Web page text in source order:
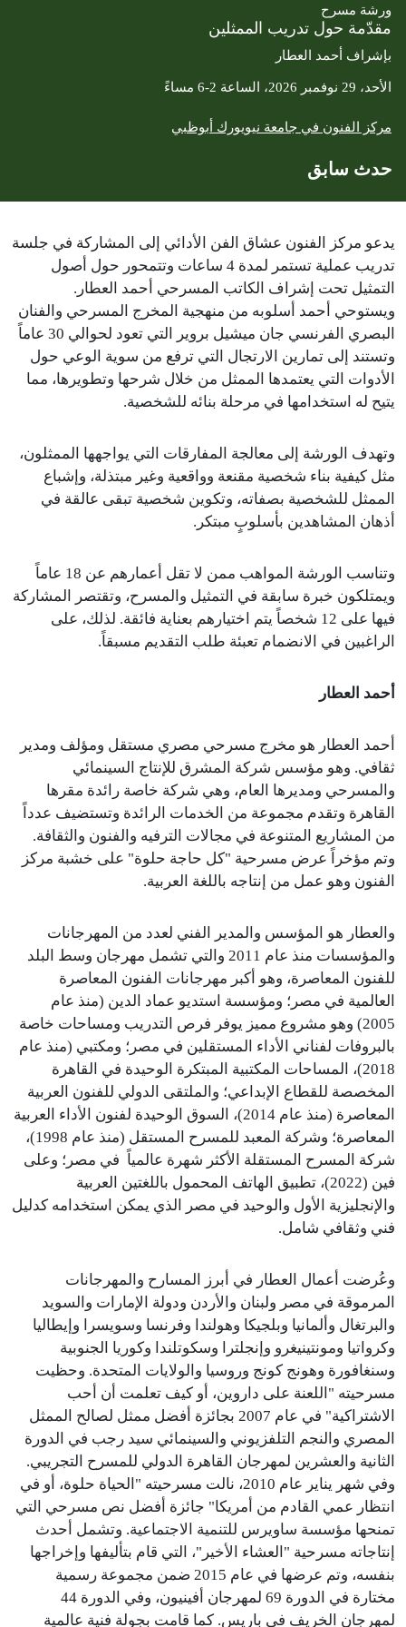
ورشة مسرح
مقدّمة حول تدريب الممثلين
بإشراف أحمد العطار
الأحد، 29 نوفمبر 2026، الساعة 2-6 مساءً
مركز الفنون في جامعة نيويورك أبوظبي
حدث سابق
يدعو مركز الفنون عشاق الفن الأدائي إلى المشاركة في جلسة
تدريب عملية تستمر لمدة 4 ساعات وتتمحور حول أصول
التمثيل تحت إشراف الكاتب المسرحي أحمد العطار.
ويستوحي أحمد أسلوبه من منهجية المخرج المسرحي والفنان
البصري الفرنسي جان ميشيل بروير التي تعود لحوالي 30 عاماً
وتستند إلى تمارين الارتجال التي ترفع من سوية الوعي حول
الأدوات التي يعتمدها الممثل من خلال شرحها وتطويرها، مما
يتيح له استخدامها في مرحلة بنائه للشخصية.
وتهدف الورشة إلى معالجة المفارقات التي يواجهها الممثلون،
مثل كيفية بناء شخصية مقنعة وواقعية وغير مبتذلة، وإشباع
الممثل للشخصية بصفاته، وتكوين شخصية تبقى عالقة في
أذهان المشاهدين بأسلوبٍ مبتكر.
وتناسب الورشة المواهب ممن لا تقل أعمارهم عن 18 عاماً
ويمتلكون خبرة سابقة في التمثيل والمسرح، وتقتصر المشاركة
فيها على 12 شخصاً يتم اختيارهم بعناية فائقة. لذلك، على
الراغبين في الانضمام تعبئة طلب التقديم مسبقاً.
أحمد العطار
أحمد العطار هو مخرج مسرحي مصري مستقل ومؤلف ومدير
ثقافي. وهو مؤسس شركة المشرق للإنتاج السينمائي
والمسرحي ومديرها العام، وهي شركة خاصة رائدة مقرها
القاهرة وتقدم مجموعة من الخدمات الرائدة وتستضيف عدداً
من المشاريع المتنوعة في مجالات الترفيه والفنون والثقافة.
وتم مؤخراً عرض مسرحية "كل حاجة حلوة" على خشبة مركز
الفنون وهو عمل من إنتاجه باللغة العربية.
والعطار هو المؤسس والمدير الفني لعدد من المهرجانات
والمؤسسات منذ عام 2011 والتي تشمل مهرجان وسط البلد
للفنون المعاصرة، وهو أكبر مهرجانات الفنون المعاصرة
العالمية في مصر؛ ومؤسسة استديو عماد الدين (منذ عام
2005) وهو مشروع مميز يوفر فرص التدريب ومساحات خاصة
بالبروفات لفناني الأداء المستقلين في مصر؛ ومكتبي (منذ عام
2018)، المساحات المكتبية المبتكرة الوحيدة في القاهرة
المخصصة للقطاع الإبداعي؛ والملتقى الدولي للفنون العربية
المعاصرة (منذ عام 2014)، السوق الوحيدة لفنون الأداء العربية
المعاصرة؛ وشركة المعبد للمسرح المستقل (منذ عام 1998)،
شركة المسرح المستقلة الأكثر شهرة عالمياً في مصر؛ وعلى
فين (2022)، تطبيق الهاتف المحمول باللغتين العربية
والإنجليزية الأول والوحيد في مصر الذي يمكن استخدامه كدليل
فني وثقافي شامل.
وعُرضت أعمال العطار في أبرز المسارح والمهرجانات
المرموقة في مصر ولبنان والأردن ودولة الإمارات والسويد
والبرتغال وألمانيا وبلجيكا وهولندا وفرنسا وسويسرا وإيطاليا
وكرواتيا ومونتينيغرو وإنجلترا وسكوتلندا وكوريا الجنوبية
وسنغافورة وهونج كونج وروسيا والولايات المتحدة. وحظيت
مسرحيته "اللعنة على داروين، أو كيف تعلمت أن أحب
الاشتراكية" في عام 2007 بجائزة أفضل ممثل لصالح الممثل
المصري والنجم التلفزيوني والسينمائي سيد رجب في الدورة
الثانية والعشرين لمهرجان القاهرة الدولي للمسرح التجريبي.
وفي شهر يناير عام 2010، نالت مسرحيته "الحياة حلوة، أو في
انتظار عمي القادم من أمريكا" جائزة أفضل نص مسرحي التي
تمنحها مؤسسة ساويرس للتنمية الاجتماعية. وتشمل أحدث
إنتاجاته مسرحية "العشاء الأخير"، التي قام بتأليفها وإخراجها
بنفسه، وتم عرضها في عام 2015 ضمن مجموعة رسمية
مختارة في الدورة 69 لمهرجان أفينيون، وفي الدورة 44
لمهرجان الخريف في باريس. كما قامت بجولة فنية عالمية